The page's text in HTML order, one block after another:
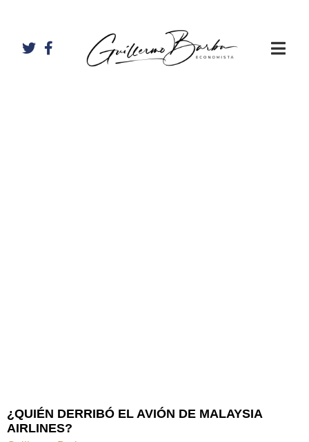
¿QUIÉN DERRIBÓ EL AVIÓN DE MALAYSIA
AIRLINES?